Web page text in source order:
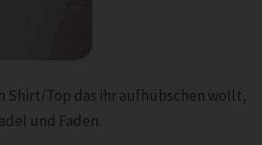
Shirt/Top das ihr aufhübschen wollt,
und Faden.